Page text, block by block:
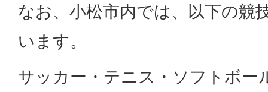
なお、小松市内では、以下の競
います。
サッカー・テニス・ソフトボー